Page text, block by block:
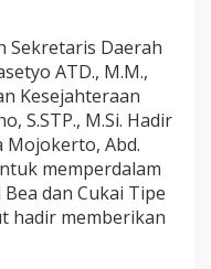
Sekretaris Daerah
ATD., M.M.,
Kesejahteraan
S.STP., M.Si. Hadir
Mojokerto, Abd.
memperdalam
dan Cukai Tipe
hadir memberikan